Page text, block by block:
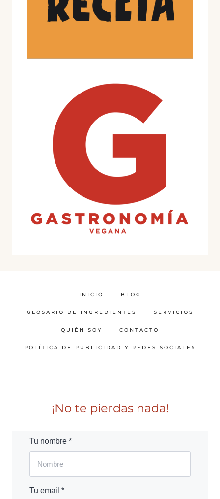
INICIO BLOG
GLOSARIO DE INGREDIENTES SERVICIOS
QUIÉN SOY CONTACTO
POLÍTICA DE PUBLICIDAD Y REDES SOCIALES
¡No te pierdas nada!
Tu nombre *
Tu email *